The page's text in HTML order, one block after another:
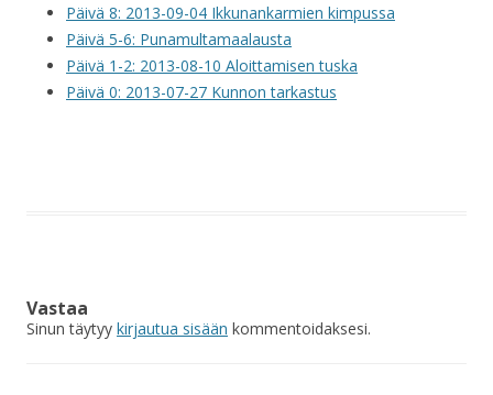
Päivä 8: 2013-09-04 Ikkunankarmien kimpussa
Päivä 5-6: Punamultamaalausta
Päivä 1-2: 2013-08-10 Aloittamisen tuska
Päivä 0: 2013-07-27 Kunnon tarkastus
Vastaa
Sinun täytyy kirjautua sisään kommentoidaksesi.